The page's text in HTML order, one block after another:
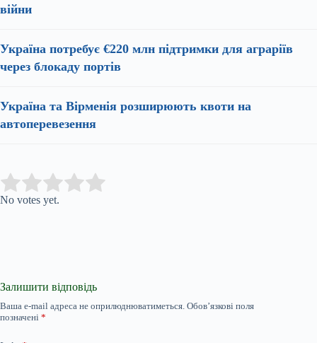
війни
Україна потребує €220 млн підтримки для аграріїв
через блокаду портів
Україна та Вірменія розширюють квоти на
автоперевезення
Rate this item:
No votes yet.
Залишити відповідь
Ваша e-mail адреса не оприлюднюватиметься. Обов’язкові поля
позначені *